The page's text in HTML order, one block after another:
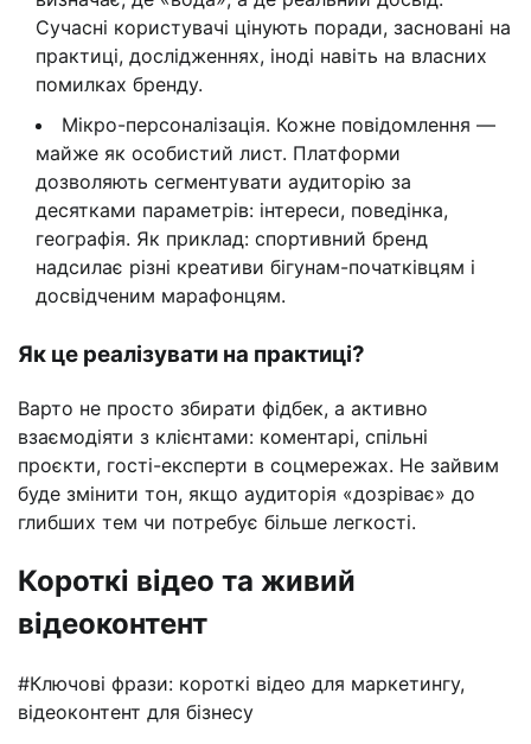
Сучасні користувачі цінують поради, засновані на
практиці, дослідженнях, іноді навіть на власних
помилках бренду.
Мікро-персоналізація. Кожне повідомлення —
майже як особистий лист. Платформи
дозволяють сегментувати аудиторію за
десятками параметрів: інтереси, поведінка,
географія. Як приклад: спортивний бренд
надсилає різні креативи бігунам-початківцям і
досвідченим марафонцям.
Як це реалізувати на практиці?
Варто не просто збирати фідбек, а активно
взаємодіяти з клієнтами: коментарі, спільні
проєкти, гості-експерти в соцмережах. Не зайвим
буде змінити тон, якщо аудиторія «дозріває» до
глибших тем чи потребує більше легкості.
Короткі відео та живий
відеоконтент
#Ключові фрази: короткі відео для маркетингу,
відеоконтент для бізнесу